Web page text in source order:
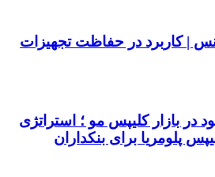
| کاربرد در حفاظت تجهیزات
در بازار کلیپس مو ؛ استراتژی
پلومریا برای بنکداران